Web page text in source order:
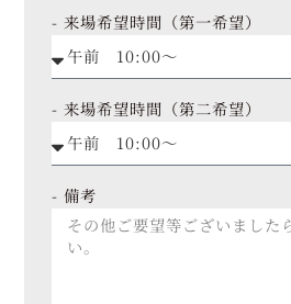
- 来場希望時間（第一希望）
- 来場希望時間（第二希望）
- 備考